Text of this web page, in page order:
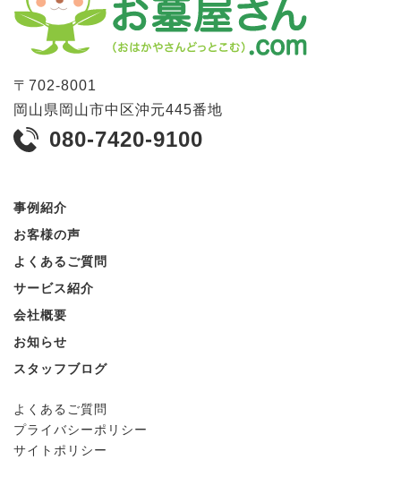
〒 702-8001
岡山県 岡山市中区沖元445番地
080-7420-9100
事例紹介
お客様の声
よくあるご質問
サービス紹介
会社概要
お知らせ
スタッフブログ
よくあるご質問
プライバシーポリシー
サイトポリシー